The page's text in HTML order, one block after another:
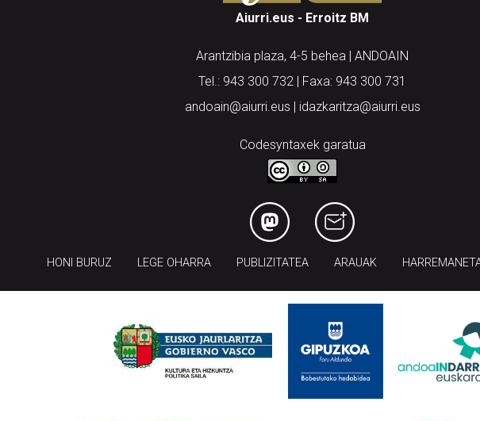
Aiurri.eus - Erroitz BM
Arantzibia plaza, 4-5 behea | ANDOAIN
Tel.: 943 300 732 | Faxa: 943 300 731
andoain@aiurri.eus | idazkaritza@aiurri.eus
Codesyntaxek garatua
HONI BURUZ LEGE OHARRA PUBLIZITATEA ARAUAK